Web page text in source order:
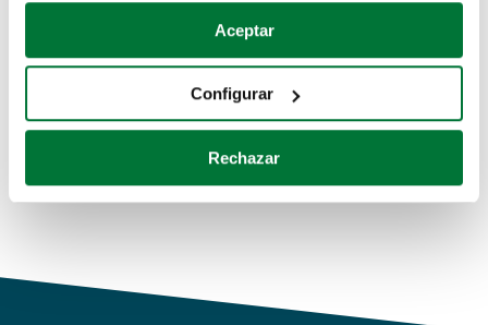
Si lo permite, también quisiéramos:
Recopilar información sobre su ubicación geográfica
Identificar su dispositivo analizándolo activamente
para buscar características específicas (huellas
Obtenga más información sobre cómo se procesan sus
de cookies.
Aceptar
Configurar
Rechazar
Coches de segunda mano
Coches de km0